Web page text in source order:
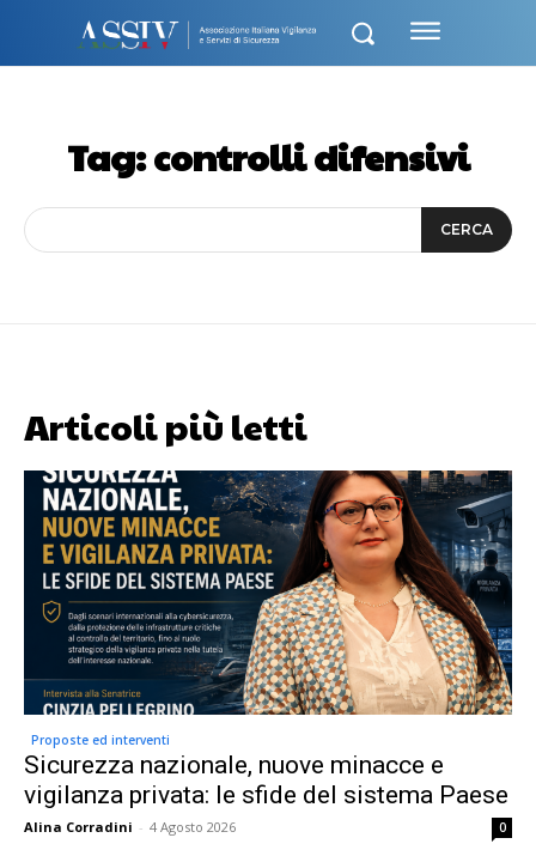
Tag:controlli difensivi
CERCA
Articoli più letti
Proposte ed interventi
Sicurezza nazionale, nuove minacce e
vigilanza privata: le sfide del sistema Paese
Alina Corradini - 4 Agosto 2026 0